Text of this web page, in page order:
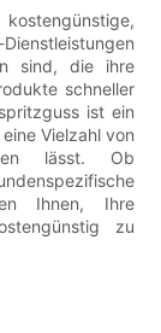
sind, die ihre
schneller
ist ein
Vielzahl von
lässt. Ob
Ihnen, Ihre
zu